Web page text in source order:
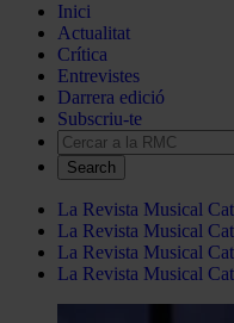
Inici
Actualitat
Crítica
Entrevistes
Darrera edició
Subscriu-te
Search
La Revista Musical
La Revista Musical
La Revista Musical
La Revista Musical